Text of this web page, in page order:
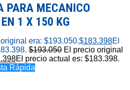
PARA MECANICO
1 X 150 KG
era: $193.050.$183.398El
$193.050 El precio original
El precio actual es: $183.398.
Rápida